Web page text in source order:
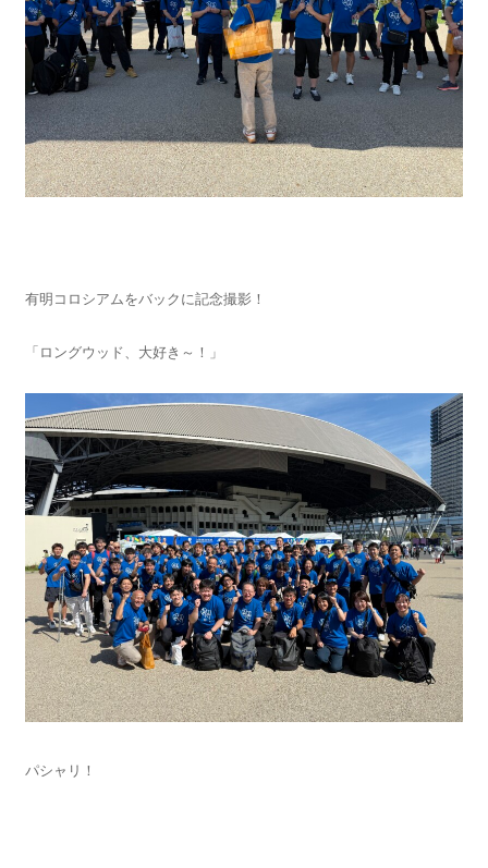
有明コロシアムをバックに記念撮影！
「ロングウッド、大好き～！」
パシャリ！